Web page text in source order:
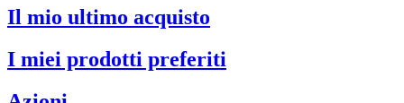
Il mio ultimo acquisto
I miei prodotti preferiti